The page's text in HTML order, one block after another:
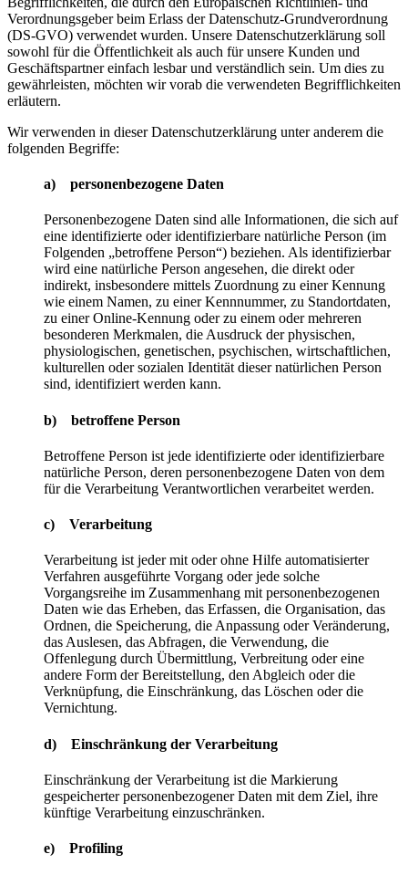
Verordnungsgeber beim Erlass der Datenschutz-Grundverordnung
(DS-GVO) verwendet wurden. Unsere Datenschutzerklärung soll
sowohl für die Öffentlichkeit als auch für unsere Kunden und
Geschäftspartner einfach lesbar und verständlich sein. Um dies zu
gewährleisten, möchten wir vorab die verwendeten Begrifflichkeiten
erläutern.
Wir verwenden in dieser Datenschutzerklärung unter anderem die
folgenden Begriffe:
a) personenbezogene Daten
Personenbezogene Daten sind alle Informationen, die sich auf
eine identifizierte oder identifizierbare natürliche Person (im
Folgenden „betroffene Person“) beziehen. Als identifizierbar
wird eine natürliche Person angesehen, die direkt oder
indirekt, insbesondere mittels Zuordnung zu einer Kennung
wie einem Namen, zu einer Kennnummer, zu Standortdaten,
zu einer Online-Kennung oder zu einem oder mehreren
besonderen Merkmalen, die Ausdruck der physischen,
physiologischen, genetischen, psychischen, wirtschaftlichen,
kulturellen oder sozialen Identität dieser natürlichen Person
sind, identifiziert werden kann.
b) betroffene Person
Betroffene Person ist jede identifizierte oder identifizierbare
natürliche Person, deren personenbezogene Daten von dem
für die Verarbeitung Verantwortlichen verarbeitet werden.
c) Verarbeitung
Verarbeitung ist jeder mit oder ohne Hilfe automatisierter
Verfahren ausgeführte Vorgang oder jede solche
Vorgangsreihe im Zusammenhang mit personenbezogenen
Daten wie das Erheben, das Erfassen, die Organisation, das
Ordnen, die Speicherung, die Anpassung oder Veränderung,
das Auslesen, das Abfragen, die Verwendung, die
Offenlegung durch Übermittlung, Verbreitung oder eine
andere Form der Bereitstellung, den Abgleich oder die
Verknüpfung, die Einschränkung, das Löschen oder die
Vernichtung.
d) Einschränkung der Verarbeitung
Einschränkung der Verarbeitung ist die Markierung
gespeicherter personenbezogener Daten mit dem Ziel, ihre
künftige Verarbeitung einzuschränken.
e) Profiling